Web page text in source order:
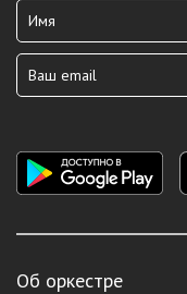
Об оркестре